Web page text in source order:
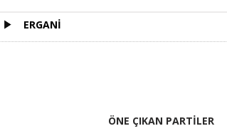
ERGANİ
ÖNE ÇIKAN PARTİLER